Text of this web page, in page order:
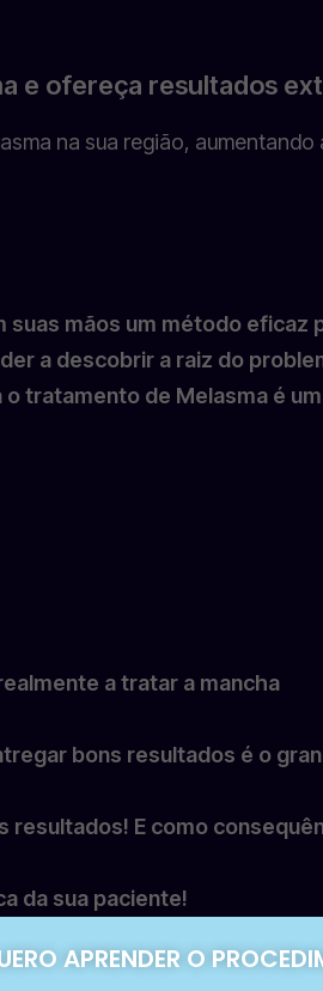
e ofereça resultados
na sua região,
mãos um método
a descobrir a raiz do
tratamento de Melasma é
a tratar a mancha
bons resultados é o
resultados! E como
da sua paciente!
APRENDER O